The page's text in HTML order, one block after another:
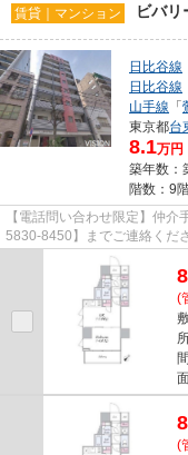
賃貸｜マンション ビバリ
日比谷線
日比谷線
山手線 「
東京都台
8.1万円
築年数：
階数：9
【電話問い合わせ限定】仲
5830-8450】までご連絡くだ
フローリング シューズボック
(
(